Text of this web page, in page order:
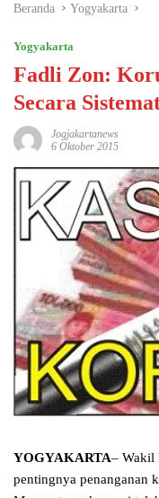
Beranda Yogyakarta
Yogyakarta
Fadli Zon:
Secara
Jogjakartanews
6 Oktober 2015
YOGYAKARTA– Wakil
pentingnya penanganan